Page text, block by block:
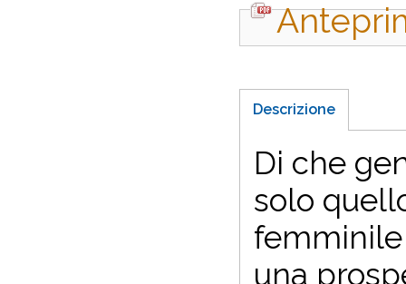
Descrizione
Di che
solo
femminile
una